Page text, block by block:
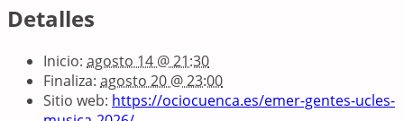
Detalles
Inicio: agosto 14 @ 21:30
Finaliza: agosto 20 @ 23:00
Sitio web: https://ociocuenca.es/emer-gentes-ucles-